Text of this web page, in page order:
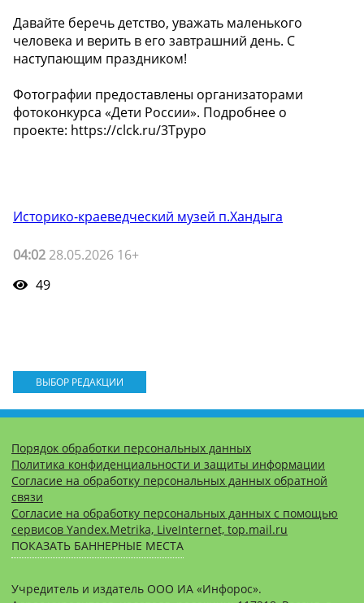
Давайте беречь детство, уважать маленького
человека и верить в его завтрашний день. С
наступающим праздником!
Фотографии предоставлены организаторами
фотоконкурса «Дети России». Подробнее о
проекте: https://clck.ru/3Tpypo
Историко-краеведческий музей п.Хандыга
04:02 28.05.2026 16+
49
ВЫБОР РЕДАКЦИИ
Порядок обработки персональных данных
Политика конфиденциальности и защиты информации
Согласие на обработку персональных данных обратной
связи
Согласие на обработку персональных данных с помощью
сервисов Yandex.Metrika, LiveInternet, top.mail.ru
ПОКАЗАТЬ БАННЕРНЫЕ МЕСТА
Учредитель и издатель ООО ИА «Инфорос».